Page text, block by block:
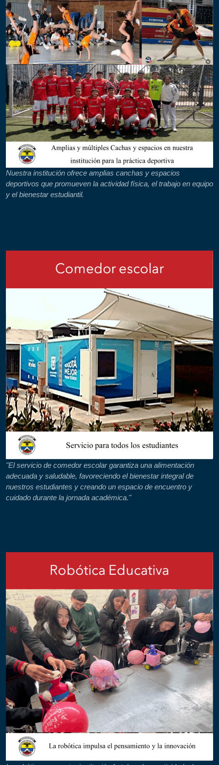
Nuestra institución ofrece amplias canchas y espacios
deportivos que promueven la actividad física, el trabajo en equipo
y el bienestar estudiantil.
"El servicio de comedor escolar garantiza una alimentación
adecuada y saludable, favoreciendo el bienestar integral de
nuestros estudiantes y creando un espacio de encuentro y
cuidado durante la jornada académica."